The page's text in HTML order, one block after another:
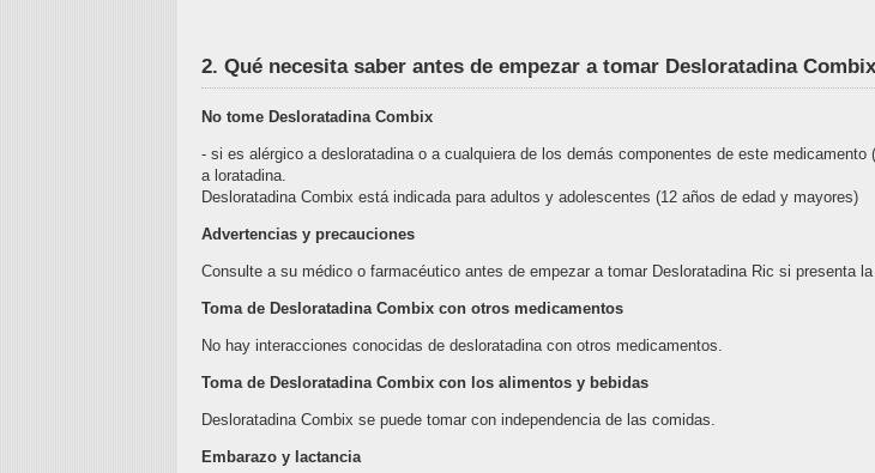
2. Qué necesita saber antes de empezar a tomar Desloratadina Combix
No tome Desloratadina Combix
- si es alérgico a desloratadina o a cualquiera de los demás componentes de este medicamento
a loratadina.
Desloratadina Combix está indicada para adultos y adolescentes (12 años de edad y mayores)
Advertencias y precauciones
Consulte a su médico o farmacéutico antes de empezar a tomar Desloratadina Ric si presenta
Toma de Desloratadina Combix con otros medicamentos
No hay interacciones conocidas de desloratadina con otros medicamentos.
Toma de Desloratadina Combix con los alimentos y bebidas
Desloratadina Combix se puede tomar con independencia de las comidas.
Embarazo y lactancia